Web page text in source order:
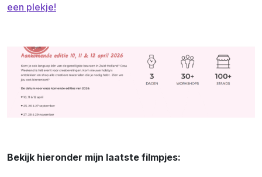
een plekje!
Bekijk hieronder mijn laatste filmpjes: